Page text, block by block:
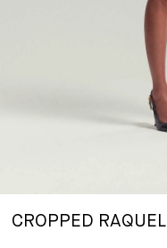
CROPPED RAQUEL